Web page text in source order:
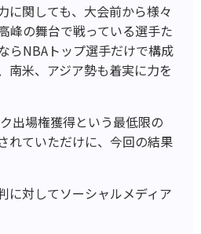
に関しても、大会前から様々
峰の舞台で戦っている選手た
らNBAトップ選手だけで構成
南米、アジア勢も着実に力を
出場権獲得という最低限の
れていただけに、今回の結果
に対してソーシャルメディア